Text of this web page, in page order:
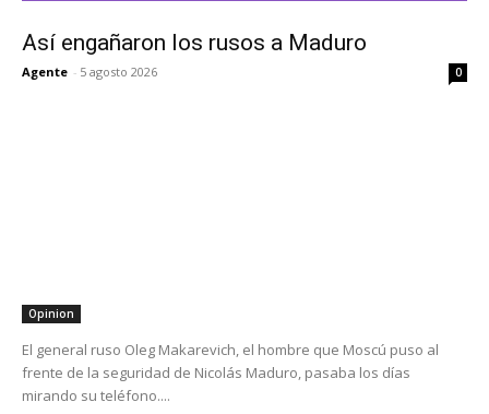
Así engañaron los rusos a Maduro
Agente - 5 agosto 2026 0
Opinion
El general ruso Oleg Makarevich, el hombre que Moscú puso al
frente de la seguridad de Nicolás Maduro, pasaba los días
mirando su teléfono....